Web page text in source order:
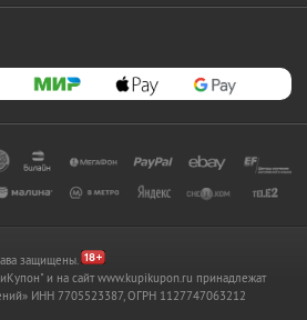
защищены.
и на сайт www.kupikupon.ru принадлежат
ИНН 7705523387, ОГРН 1127747063212